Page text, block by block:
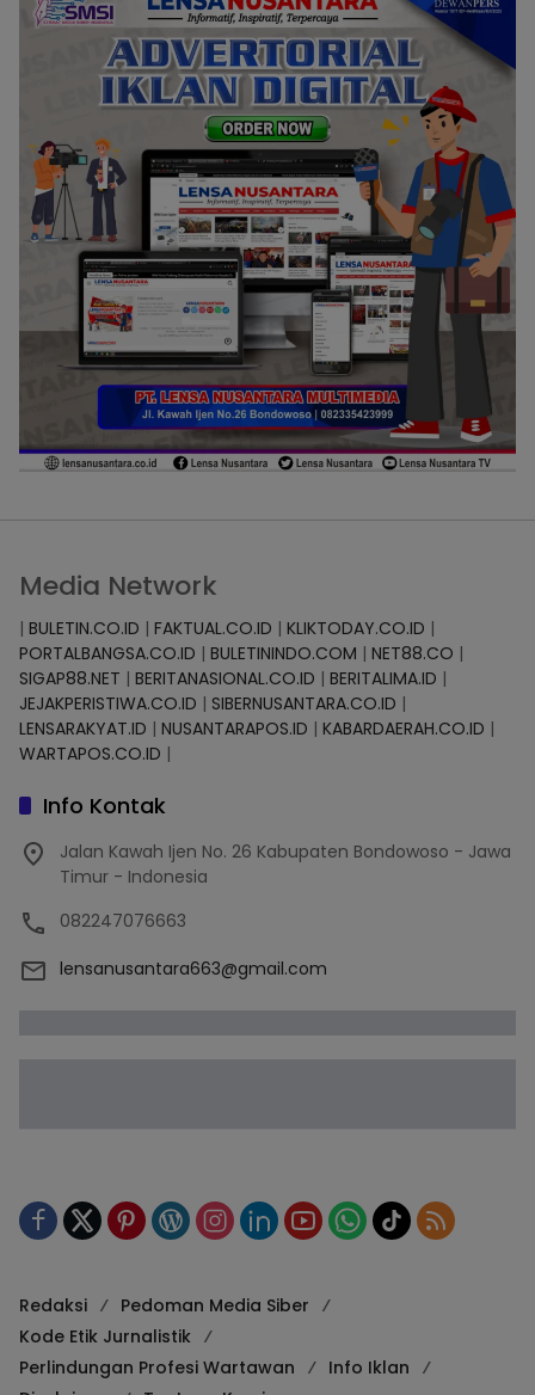
Media Network
| BULETIN.CO.ID | FAKTUAL.CO.ID | KLIKTODAY.CO.ID |
PORTALBANGSA.CO.ID | BULETININDO.COM | NET88.CO |
SIGAP88.NET | BERITANASIONAL.CO.ID | BERITALIMA.ID |
JEJAKPERISTIWA.CO.ID | SIBERNUSANTARA.CO.ID |
LENSARAKYAT.ID | NUSANTARAPOS.ID | KABARDAERAH.CO.ID |
WARTAPOS.CO.ID |
Info Kontak
Jalan Kawah Ijen No. 26 Kabupaten Bondowoso - Jawa
Timur - Indonesia
082247076663
lensanusantara663@gmail.com
Redaksi
Pedoman Media Siber
Kode Etik Jurnalistik
Perlindungan Profesi Wartawan
Info Iklan